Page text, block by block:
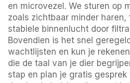
en microvezel. We sturen op
zoals zichtbaar minder haren,
stabiele binnenlucht door
Bovendien is het snel
wachtlijsten en kun je
die de taal van je dier
stap en plan je gratis gesprek